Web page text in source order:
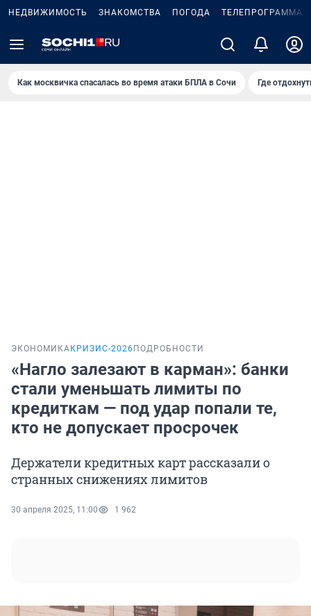
НЕДВИЖИМОСТЬ ЗНАКОМСТВА ПОГОДА ТЕЛЕПРОГРАММА
Как москвичка спасалась во время атаки БПЛА в Сочи Где
ЭКОНОМИКА КРИЗИС-2026 ПОДРОБНОСТИ
«Нагло залезают в карман»: банки
стали уменьшать лимиты по
кредиткам — под удар попали те,
кто не допускает просрочек
Держатели кредитных карт рассказали о
странных снижениях лимитов
30 апреля 2025, 11:00 1 962